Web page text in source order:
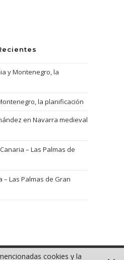
y Montenegro, la
la planificación
en Navarra medieval
– Las Palmas de
– Las Palmas de Gran
cookies y la